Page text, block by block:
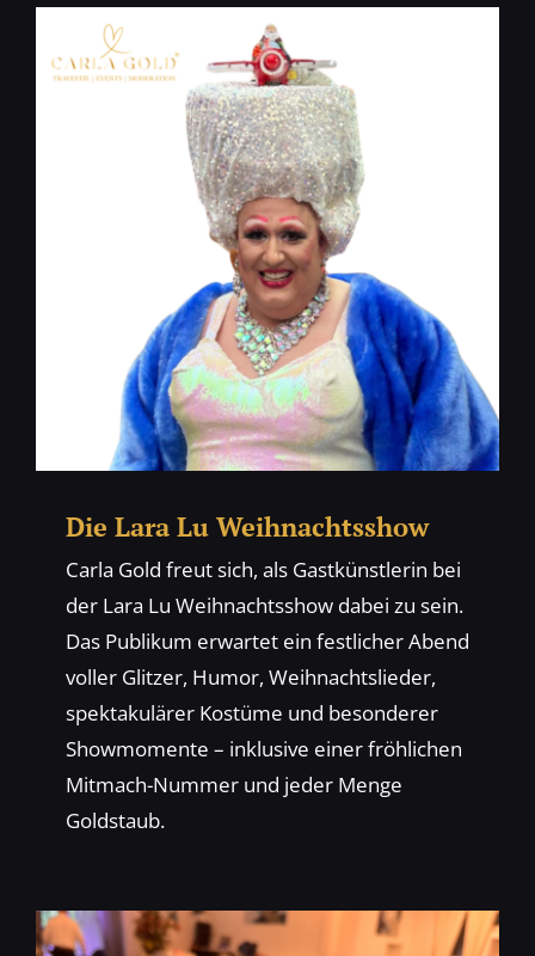
Die Lara Lu Weihnachtsshow
Carla Gold freut sich, als Gastkünstlerin bei
der Lara Lu Weihnachtsshow dabei zu sein.
Das Publikum erwartet ein festlicher Abend
voller Glitzer, Humor, Weihnachtslieder,
spektakulärer Kostüme und besonderer
Showmomente – inklusive einer fröhlichen
Mitmach-Nummer und jeder Menge
Goldstaub.